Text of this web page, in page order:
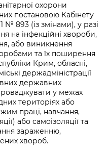
охорони
постановою Кабінету
№ 893 (із змінами), у разі
на інфекційні хвороби,
або виникнення
та їх поширення
Крим, обласні,
держадміністрації
державних
у межах
територіях або
праці, навчання,
або самоізоляції та
зараженню,
хвороб.